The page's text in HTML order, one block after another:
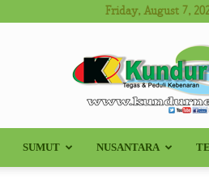
Friday, August 7,
SUMUT NUSANTARA